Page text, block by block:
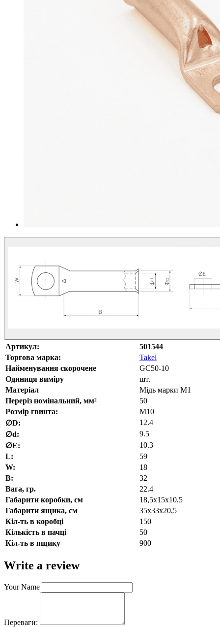
Артикул:
501544
Торгова марка:
Takel
Найменування скорочене
GC50-10
Одиниця виміру
шт.
Матеріал
Мідь марки М1
Переріз номінальний, мм²
50
Розмір гвинта:
М10
∅D:
12.4
∅d:
9.5
∅E:
10.3
L:
59
W:
18
В:
32
Вага, гр.
22.4
Габарити коробки, см
18,5х15х10,5
Габарити ящика, см
35х33х20,5
Кіл-ть в коробці
150
Кількість в пачці
50
Кіл-ть в ящику
900
Write a review
Your Name
Переваги: